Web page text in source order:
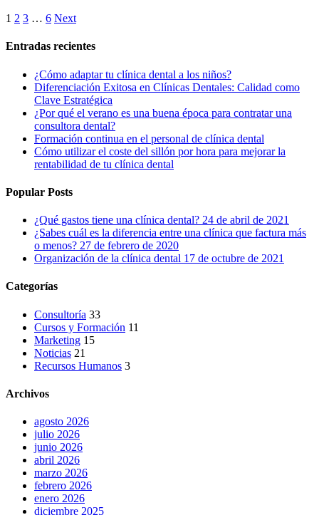
1 2 3 … 6 Next
Entradas recientes
¿Cómo adaptar tu clínica dental a los niños?
Diferenciación Exitosa en Clínicas Dentales: Calidad como
Clave Estratégica
¿Por qué el verano es una buena época para contratar una
consultora dental?
Formación continua en el personal de clínica dental
Cómo utilizar el coste del sillón por hora para mejorar la
rentabilidad de tu clínica dental
Popular Posts
¿Qué gastos tiene una clínica dental? 24 de abril de 2021
¿Sabes cuál es la diferencia entre una clínica que factura más
o menos? 27 de febrero de 2020
Organización de la clínica dental 17 de octubre de 2021
Categorías
Consultoría 33
Cursos y Formación 11
Marketing 15
Noticias 21
Recursos Humanos 3
Archivos
agosto 2026
julio 2026
junio 2026
abril 2026
marzo 2026
febrero 2026
enero 2026
diciembre 2025